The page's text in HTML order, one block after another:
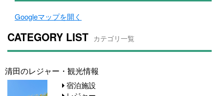
Googleマップを開く
CATEGORY LIST カテゴリ一覧
清田のレジャー・観光情報
宿泊施設